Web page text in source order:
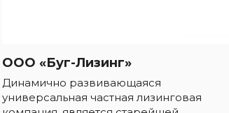
ООО «Буг-Лизинг»
Динамично развивающаяся
универсальная частная лизинговая